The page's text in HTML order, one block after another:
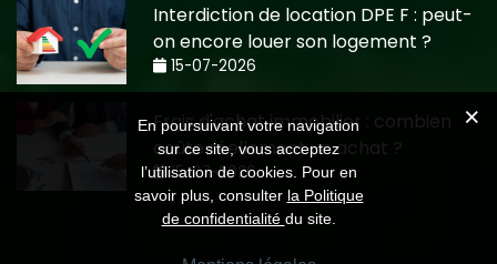
Interdiction de location DPE F : peut-
on encore louer son logement ?
15-07-2026
Frais d'achat immobilier : combien
coûte réellement un achat ?
15-07-2026
En poursuivant votre navigation
sur ce site, vous acceptez
l’utilisation de cookies. Pour en
savoir plus, consulter la Politique
de confidentialité du site.